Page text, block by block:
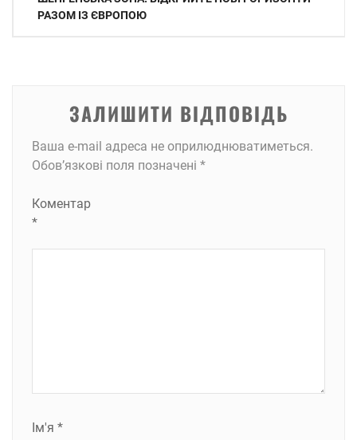
записів
РАЗОМ ІЗ ЄВРОПОЮ
ЗАЛИШИТИ ВІДПОВІДЬ
Ваша e-mail адреса не оприлюднюватиметься.
Обов’язкові поля позначені *
Коментар
*
Ім'я *